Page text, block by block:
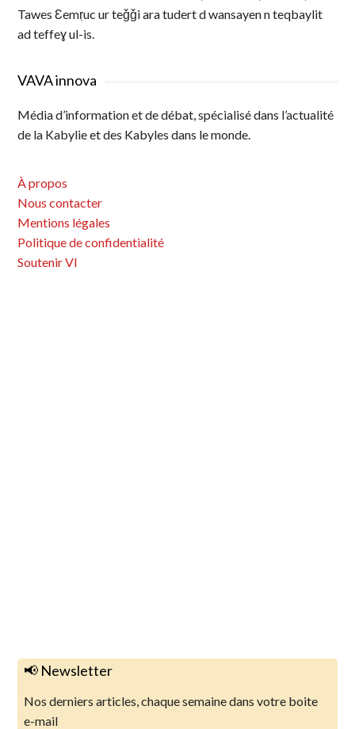
Tawes Ɛemṛuc ur teǧǧi ara tudert d wansayen n teqbaylit
ad teffeɣ ul-is.
VAVA innova
Média d’information et de débat, spécialisé dans l’actualité
de la Kabylie et des Kabyles dans le monde.
À propos
Nous contacter
Mentions légales
Politique de confidentialité
Soutenir VI
📢 Newsletter
Nos derniers articles, chaque semaine dans votre boite
e-mail